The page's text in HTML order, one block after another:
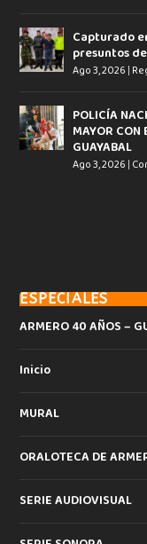
Capturado
presuntos
Ago 3, 2026 |
POLICÍA
MAYOR CON
GUAYABAL
Ago 3, 2026 |
ESPECIALES
ARMERO 40 AÑOS –
Inicio
MURAL
ORALOTECA DE
SERIE AUDIOVISUAL